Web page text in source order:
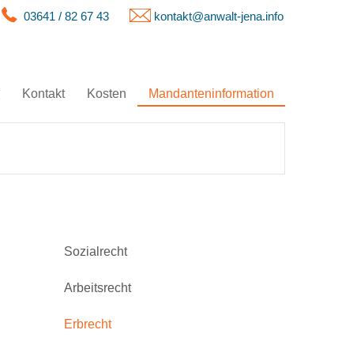
Kontakt Kosten Mandanteninformation
03641 / 82 67 43 kontakt@anwalt-jena.info
Sozialrecht
Arbeitsrecht
Erbrecht